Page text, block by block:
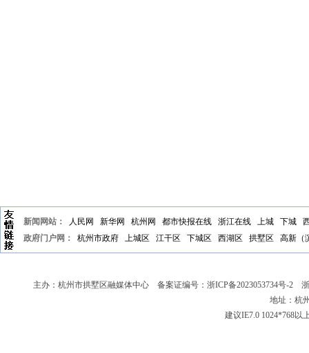
新闻网站： 人民网 新华网 杭州网 都市快报在线 浙江在线 上城 下城
政府门户网：
杭州市政府 上城区 江干区 下城区 西湖区 拱墅区 高新（
主办：杭州市拱墅区融媒体中心 备案证编号： 浙ICP备2023053734号-2 浙
地址：杭
建议IE7.0 1024*768